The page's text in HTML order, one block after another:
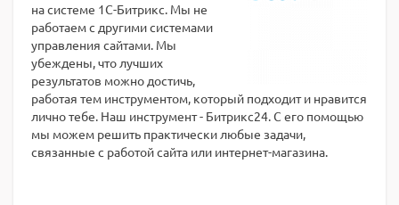
на системе 1С-Битрикс. Мы не
работаем с другими системами
управления сайтами. Мы
убеждены, что лучших
результатов можно достичь,
работая тем инструментом, который подходит и нравится
лично тебе. Наш инструмент - Битрикс24. С его помощью
мы можем решить практически любые задачи,
связанные с работой сайта или интернет-магазина.